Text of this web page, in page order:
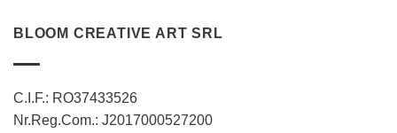
BLOOM CREATIVE ART SRL
C.I.F.: RO37433526
Nr.Reg.Com.: J2017000527200